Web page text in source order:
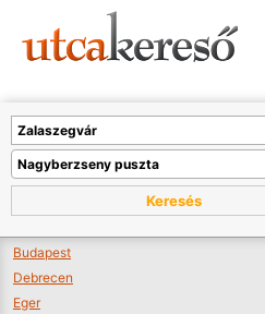
Keresés
Budapest
Debrecen
Eger
A térképet kicsinyíteni kell, hogy
Boltok látszódjanak >>